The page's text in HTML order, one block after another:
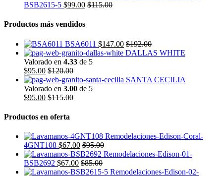
BSB2615-5 $99.00 $115.00
Productos más vendidos
BSA6011 $147.00 $192.00
DALLAS WHITE
Valorado en 4.33 de 5
$95.00 $120.00
SANTA CECILIA
Valorado en 3.00 de 5
$95.00 $115.00
Productos en oferta
4GNT108 $67.00 $95.00
BSB2692 $67.00 $85.00